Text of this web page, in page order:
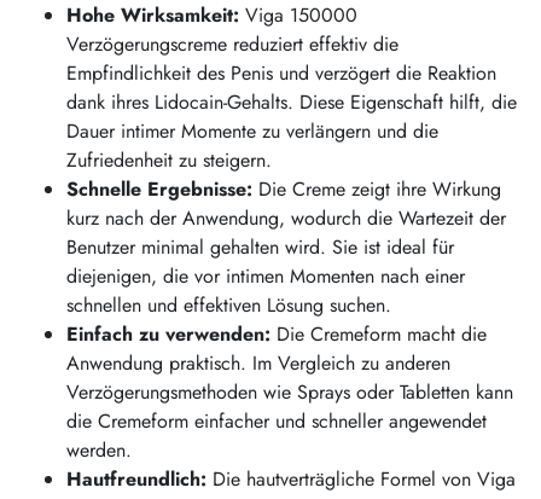
Hohe Wirksamkeit: Viga 150000
Verzögerungscreme reduziert effektiv die
Empfindlichkeit des Penis und verzögert die Reaktion
dank ihres Lidocain-Gehalts. Diese Eigenschaft hilft, die
Dauer intimer Momente zu verlängern und die
Zufriedenheit zu steigern.
Schnelle Ergebnisse: Die Creme zeigt ihre Wirkung
kurz nach der Anwendung, wodurch die Wartezeit der
Benutzer minimal gehalten wird. Sie ist ideal für
diejenigen, die vor intimen Momenten nach einer
schnellen und effektiven Lösung suchen.
Einfach zu verwenden: Die Cremeform macht die
Anwendung praktisch. Im Vergleich zu anderen
Verzögerungsmethoden wie Sprays oder Tabletten kann
die Cremeform einfacher und schneller angewendet
werden.
Hautfreundlich: Die hautverträgliche Formel von Viga